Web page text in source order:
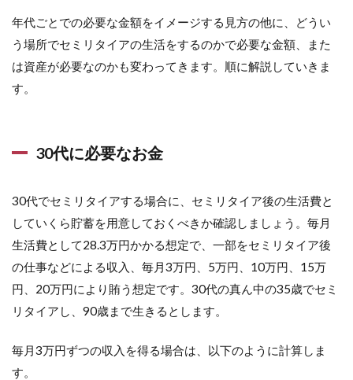
年代ごとでの必要な金額をイメージする見方の他に、どうい
う場所でセミリタイアの生活をするのかで必要な金額、また
は資産が必要なのかも変わってきます。順に解説していきま
す。
30代に必要なお金
30代でセミリタイアする場合に、セミリタイア後の生活費と
していくら貯蓄を用意しておくべきか確認しましょう。毎月
生活費として28.3万円かかる想定で、一部をセミリタイア後
の仕事などによる収入、毎月3万円、5万円、10万円、15万
円、20万円により賄う想定です。30代の真ん中の35歳でセミ
リタイアし、90歳まで生きるとします。
毎月3万円ずつの収入を得る場合は、以下のように計算しま
す。